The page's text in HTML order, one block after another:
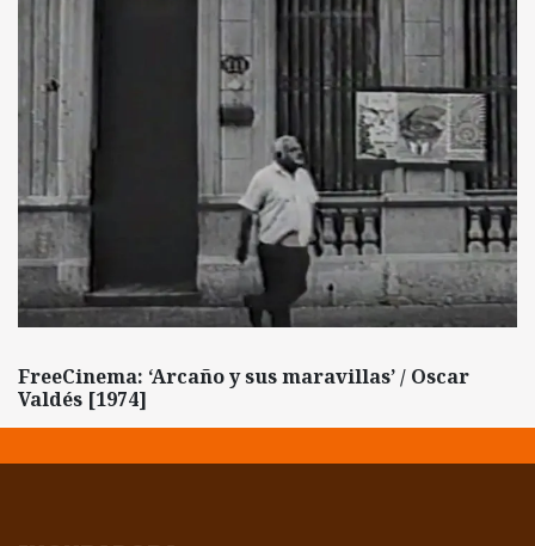
FreeCinema: ‘Arcaño y sus maravillas’ / Oscar
Valdés [1974]